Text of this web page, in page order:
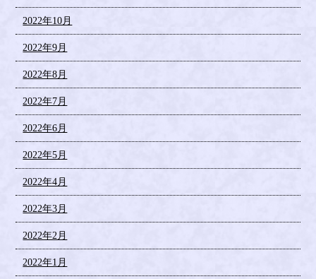
2022年10月
2022年9月
2022年8月
2022年7月
2022年6月
2022年5月
2022年4月
2022年3月
2022年2月
2022年1月